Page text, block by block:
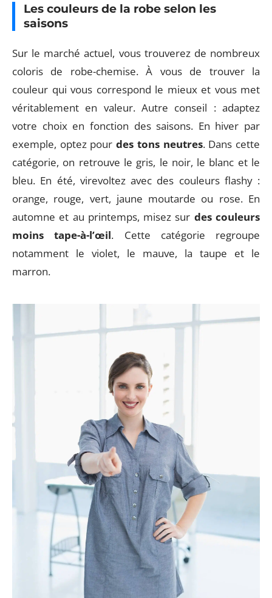
Les couleurs de la robe selon les
saisons
Sur le marché actuel, vous trouverez de nombreux
coloris de robe-chemise. À vous de trouver la
couleur qui vous correspond le mieux et vous met
véritablement en valeur. Autre conseil : adaptez
votre choix en fonction des saisons. En hiver par
exemple, optez pourdes tons neutres. Dans cette
catégorie, on retrouve le gris, le noir, le blanc et le
bleu. En été, virevoltez avec des couleurs flashy :
orange, rouge, vert, jaune moutarde ou rose. En
automne et au printemps, misez sur des couleurs
moins tape-à-l’œil. Cette catégorie regroupe
notamment le violet, le mauve, la taupe et le
marron.